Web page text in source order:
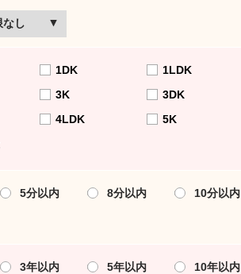
1DK 1LDK
3K 3DK
4LDK 5K
5分以内 8分以内 10分以内
3年以内 5年以内 10年以内